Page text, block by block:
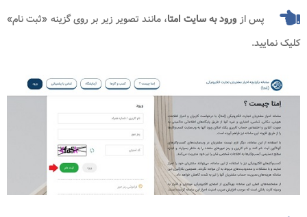
پس از ورود به سایت امتا، مانند تصویر زیر بر روی گزینه «ثبت نام»
کلیک نمایید.